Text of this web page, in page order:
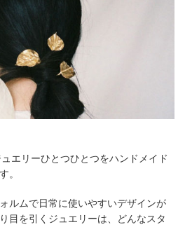
エリーひとつひとつをハンドメイド
。
ルムで日常に使いやすいデザインが
目を引くジュエリーは、どんなスタ